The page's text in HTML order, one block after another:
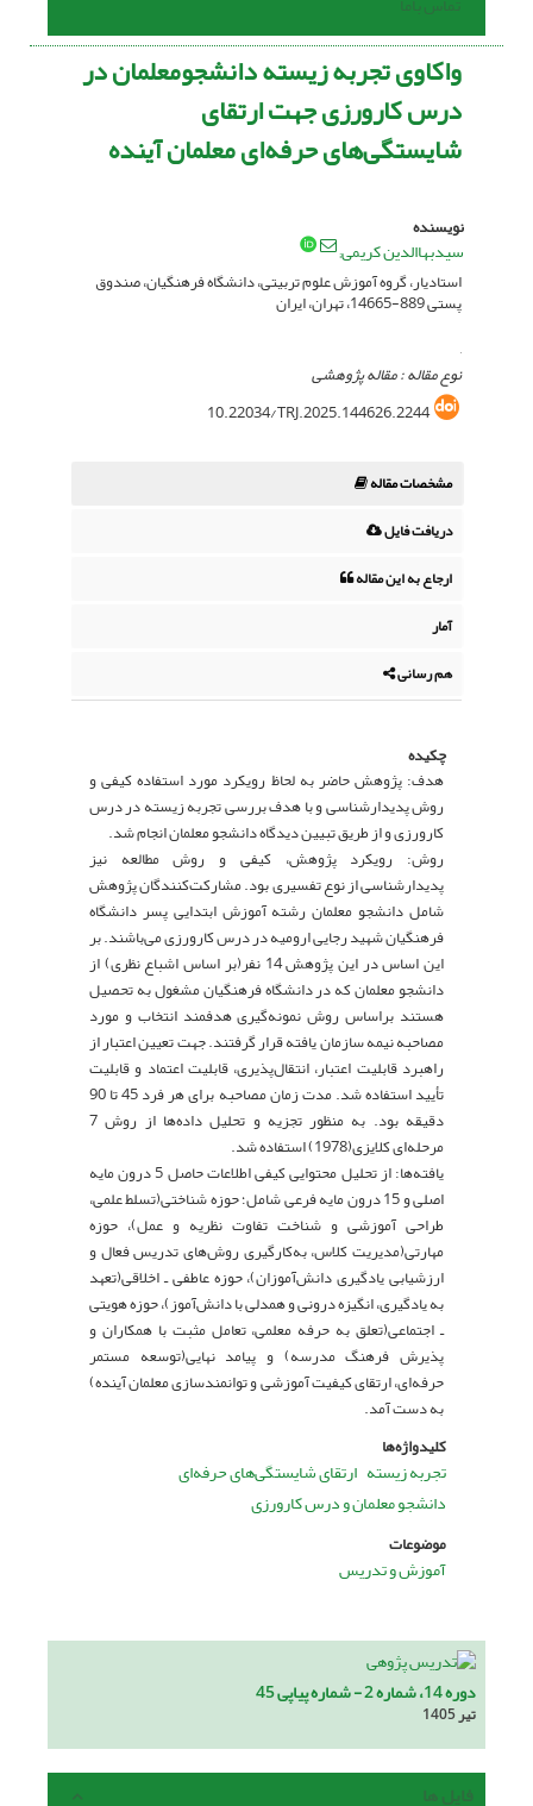
واکاوی تجربه زیسته دانشجومعلمان در
درس کارورزی جهت ارتقای
شایستگی‌های حرفه‌ای معلمان آینده
نویسنده
سیدبهاالدین کریمی
استادیار، گروه آموزش علوم تربیتی، دانشگاه فرهنگیان، صندوق
پستی 889-14665، تهران، ایران
,
نوع مقاله : مقاله پژوهشی
10.22034/TRJ.2025.144626.2244
مشخصات مقاله
دریافت فایل
ارجاع به این مقاله
آمار
هم رسانی
چکیده
هدف: پژوهش حاضر به لحاظ رویکرد مورد استفاده کیفی و
روش پدیدارشناسی و با هدف بررسی تجربه زیسته در درس
کارورزی و از طریق تبیین دیدگاه دانشجو معلمان انجام شد.
روش: رویکرد پژوهش، کیفی و روش مطالعه نیز
پدیدارشناسی از نوع تفسیری بود. مشارکت‌کنندگان پژوهش
شامل دانشجو معلمان رشته آموزش ابتدایی پسر دانشگاه
فرهنگیان شهید رجایی ارومیه در درس کارورزی می‌باشند. بر
این اساس در این پژوهش 14 نفر(بر اساس اشباع نظری) از
دانشجو معلمان که در دانشگاه فرهنگیان مشغول به تحصیل
هستند براساس روش نمونه‌گیری هدفمند انتخاب و مورد
مصاحبه نیمه سازمان یافته قرار گرفتند. جهت تعیین اعتبار از
راهبرد قابلیت اعتبار، انتقال‌پذیری، قابلیت اعتماد و قابلیت
تأیید استفاده شد. مدت زمان مصاحبه برای هر فرد 45 تا 90
دقیقه بود. به منظور تجزیه و تحلیل داده‌ها از روش 7
مرحله‌ای کلایزی(1978) استفاده شد.
یافته‌ها: از تحلیل محتوایی کیفی اطلاعات حاصل 5 درون مایه
اصلی و 15 درون مایه فرعی شامل؛ حوزه شناختی(تسلط علمی،
طراحی آموزشی و شناخت تفاوت نظریه و عمل)، حوزه
مهارتی(مدیریت کلاس، به‌کارگیری روش‌های تدریس فعال و
ارزشیابی یادگیری دانش‌آموزان)، حوزه عاطفی ـ اخلاقی(تعهد
به یادگیری، انگیزه درونی و همدلی با دانش‌آموز)، حوزه هویتی
ـ اجتماعی(تعلق به حرفه معلمی، تعامل مثبت با همکاران و
پذیرش فرهنگ مدرسه) و پیامد نهایی(توسعه مستمر
حرفه‌ای، ارتقای کیفیت آموزشی و توانمندسازی معلمان آینده)
به دست آمد.
کلیدواژه‌ها
تجربه زیسته ارتقای شایستگی‌های حرفه‌ای
دانشجو معلمان و درس کارورزی
موضوعات
آموزش و تدریس
دوره 14، شماره 2 - شماره پیاپی 45
تیر 1405
فایل ها